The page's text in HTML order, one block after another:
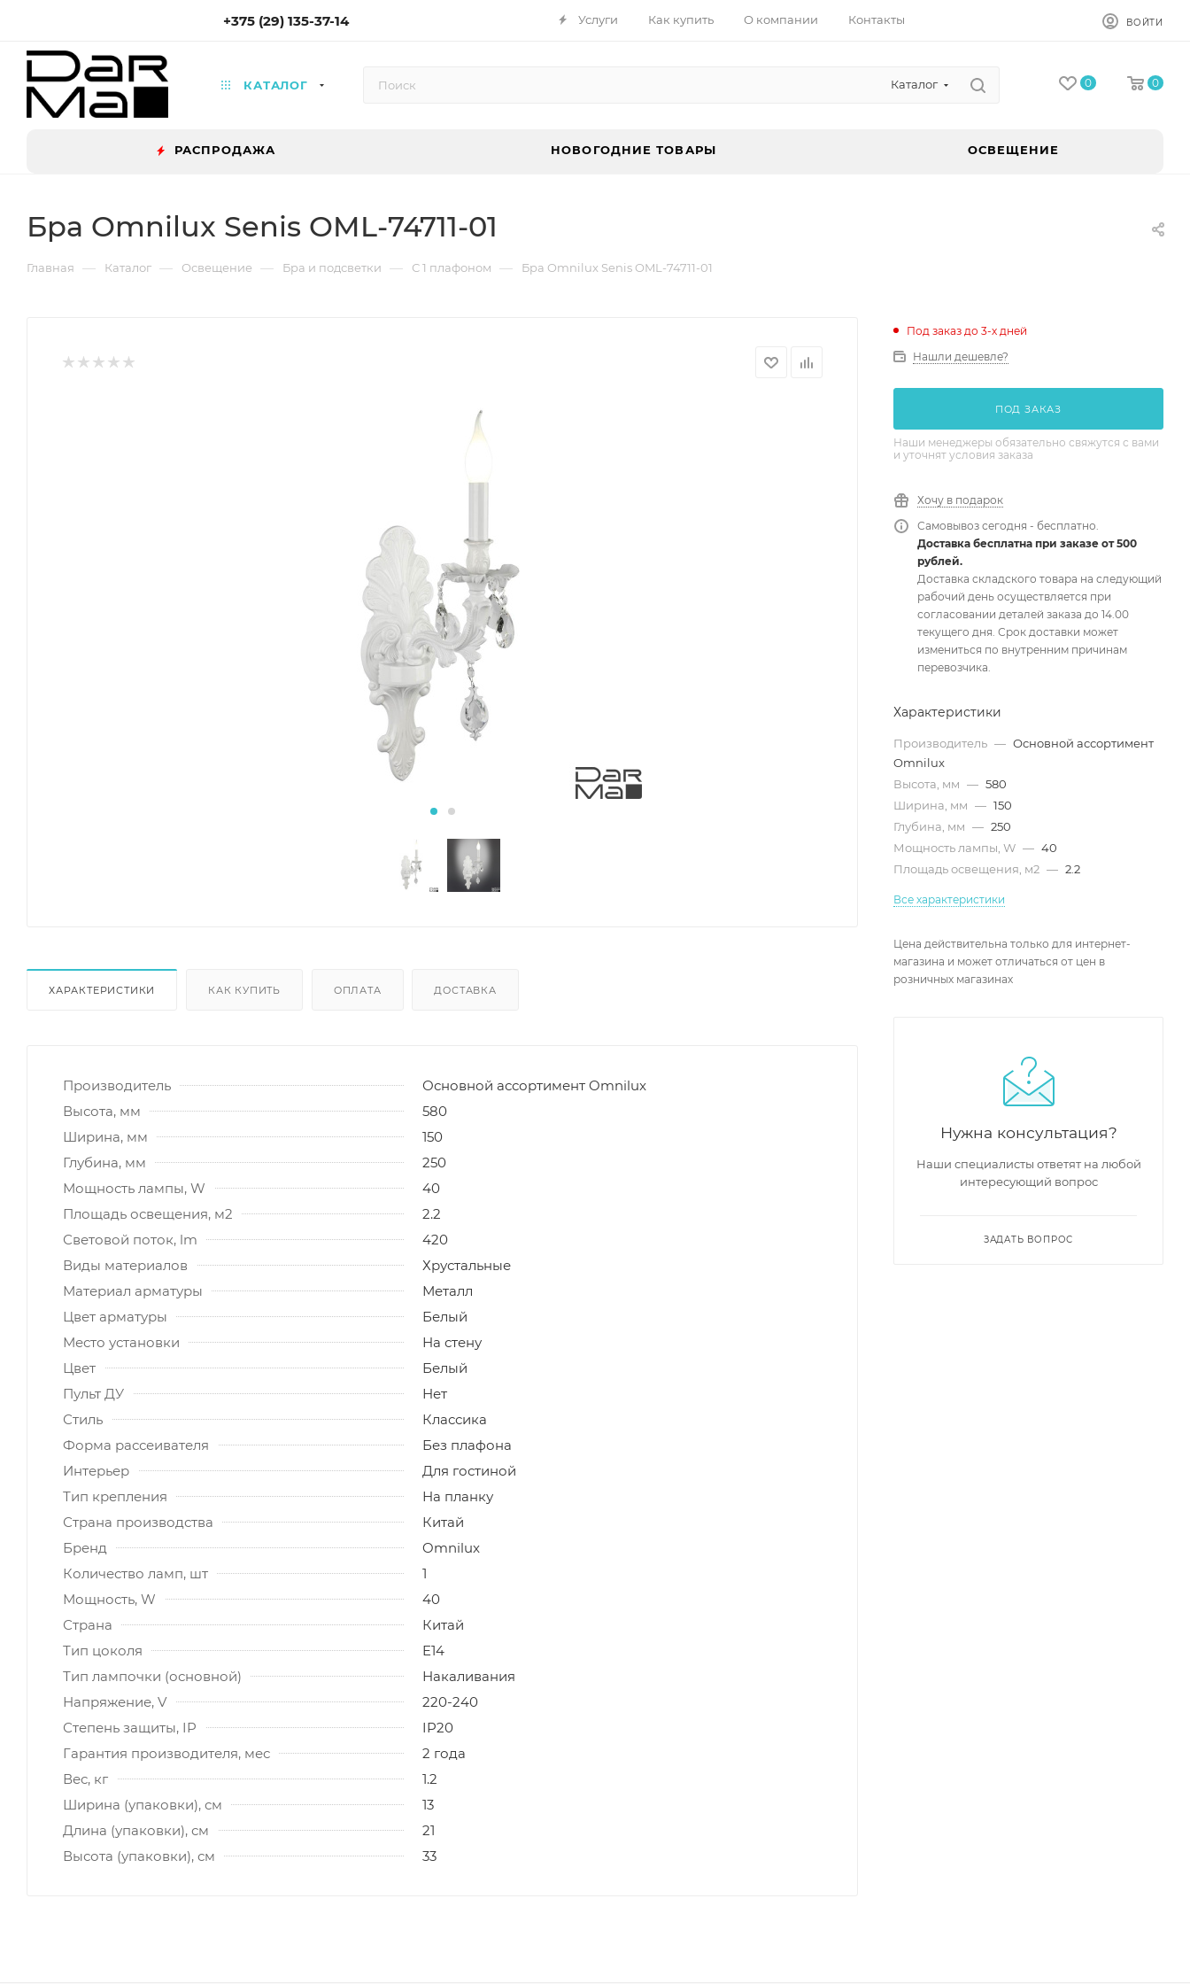
+375 (29) 135-37-14 Услуги Как купить О компании Контакты ВОЙТИ
КАТАЛОГ Каталог 0 0
РАСПРОДАЖА НОВОГОДНИЕ ТОВАРЫ ОСВЕЩЕНИЕ
Бра Omnilux Senis OML-74711-01
Главная — Каталог — Освещение — Бра и подсветки — С 1 плафоном — Бра Omnilux Senis OML-74711-01
ХАРАКТЕРИСТИКИ КАК КУПИТЬ ОПЛАТА ДОСТАВКА
Производитель
Основной ассортимент Omnilux
Высота, мм
580
Ширина, мм
150
Глубина, мм
250
Мощность лампы, W
40
Площадь освещения, м2
2.2
Световой поток, lm
420
Виды материалов
Хрустальные
Материал арматуры
Металл
Цвет арматуры
Белый
Место установки
На стену
Цвет
Белый
Пульт ДУ
Нет
Стиль
Классика
Форма рассеивателя
Без плафона
Интерьер
Для гостиной
Тип крепления
На планку
Страна производства
Китай
Бренд
Omnilux
Количество ламп, шт
1
Мощность, W
40
Страна
Китай
Тип цоколя
E14
Тип лампочки (основной)
Накаливания
Напряжение, V
220-240
Степень защиты, IP
IP20
Гарантия производителя, мес
2 года
Вес, кг
1.2
Ширина (упаковки), см
13
Длина (упаковки), см
21
Высота (упаковки), см
33
Под заказ до 3-х дней
Нашли дешевле?
ПОД ЗАКАЗ
Наши менеджеры обязательно свяжутся с вами
и уточнят условия заказа
Хочу в подарок
Самовывоз сегодня - бесплатно.
Доставка бесплатна при заказе от 500
рублей.
Доставка складского товара на следующий
рабочий день осуществляется при
согласовании деталей заказа до 14.00
текущего дня. Срок доставки может
измениться по внутренним причинам
перевозчика.
Характеристики
Производитель — Основной ассортимент
Omnilux
Высота, мм — 580
Ширина, мм — 150
Глубина, мм — 250
Мощность лампы, W — 40
Площадь освещения, м2 — 2.2
Все характеристики
Цена действительна только для интернет-
магазина и может отличаться от цен в
розничных магазинах
Нужна консультация?
Наши специалисты ответят на любой
интересующий вопрос
ЗАДАТЬ ВОПРОС